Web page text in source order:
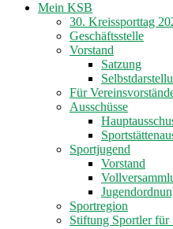
Mein KSB
30. Kreissporttag
Geschäftsstelle
Vorstand
Satzung
Für
Ausschüsse
Sportjugend
Vorstand
Sportregion
Stiftung Sportler für